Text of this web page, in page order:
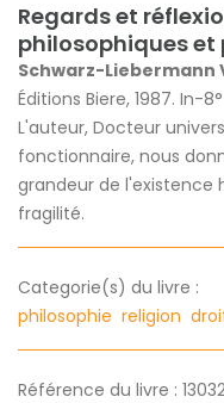
Regards et
philosophiques et
Schwarz-Liebermann
Éditions Biere, 1987. In-
L'auteur, Docteur
fonctionnaire, nous
grandeur de l'existence
fragilité.
Categorie(s) du livre :
philosophie religion
Référence du livre :